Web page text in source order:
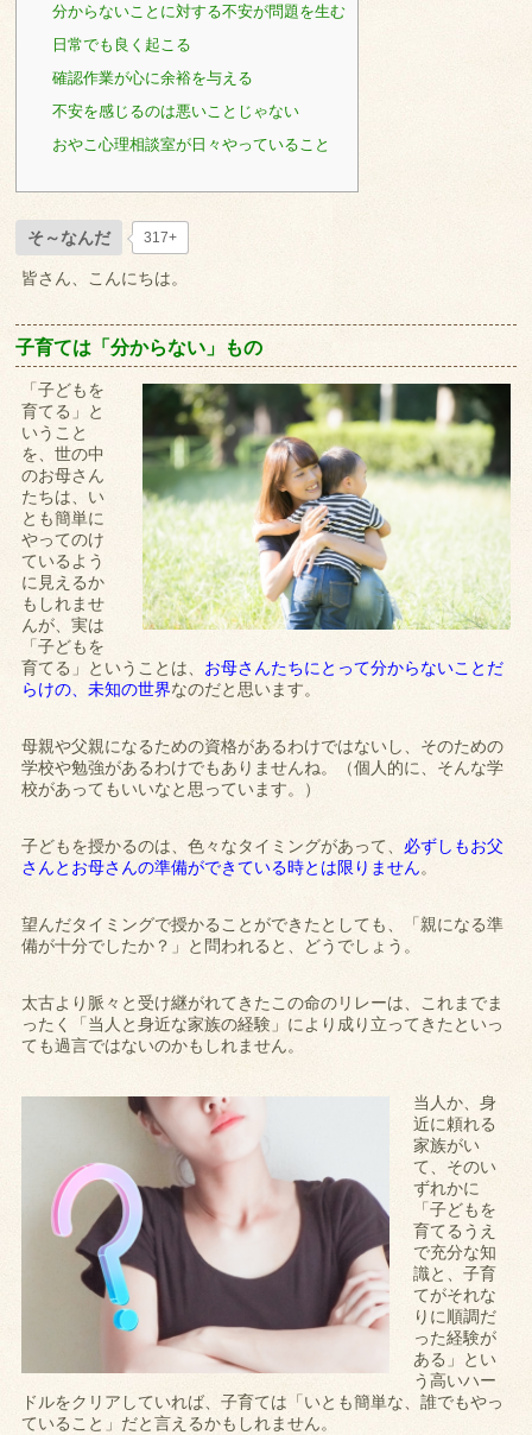
分からないことに対する不安が問題を生む
日常でも良く起こる
確認作業が心に余裕を与える
不安を感じるのは悪いことじゃない
おやこ心理相談室が日々やっていること
そ～なんだ 317+
皆さん、こんにちは。
子育ては「分からない」もの
「子どもを
育てる」と
いうこと
を、世の中
のお母さん
たちは、い
とも簡単に
やってのけ
ているよう
に見えるか
もしれませ
んが、実は
「子どもを
育てる」ということは、 お母さんたちにとって分からないことだ
らけの、未知の世界なのだと思います。
母親や父親になるための資格があるわけではないし、そのための
学校や勉強があるわけでもありませんね。（個人的に、そんな学
校があってもいいなと思っています。）
子どもを授かるのは、色々なタイミングがあって、 必ずしもお父
さんとお母さんの準備ができている時とは限りません。
望んだタイミングで授かることができたとしても、「親になる準
備が十分でしたか？」と問われると、どうでしょう。
太古より脈々と受け継がれてきたこの命のリレーは、これまでま
ったく「当人と身近な家族の経験」により成り立ってきたといっ
ても過言ではないのかもしれません。
当人か、身
近に頼れる
家族がい
て、そのい
ずれかに
「子どもを
育てるうえ
で充分な知
識と、子育
てがそれな
りに順調だ
った経験が
ある」とい
う高いハー
ドルをクリアしていれば、子育ては「いとも簡単な、誰でもやっ
ていること」だと言えるかもしれません。